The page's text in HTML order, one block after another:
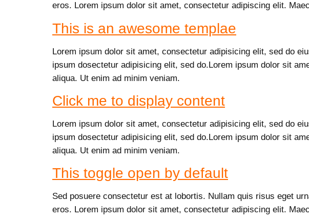
eros. Lorem ipsum dolor sit amet, consectetur adipiscing elit.
This is an awesome templae
Lorem ipsum dolor sit amet, consectetur adipisicing elit, sed do
ipsum dosectetur adipisicing elit, sed do.Lorem ipsum dolor sit
aliqua. Ut enim ad minim veniam.
Click me to display content
Lorem ipsum dolor sit amet, consectetur adipisicing elit, sed do
ipsum dosectetur adipisicing elit, sed do.Lorem ipsum dolor sit
aliqua. Ut enim ad minim veniam.
This toggle open by default
Sed posuere consectetur est at lobortis. Nullam quis risus eget
eros. Lorem ipsum dolor sit amet, consectetur adipiscing elit.